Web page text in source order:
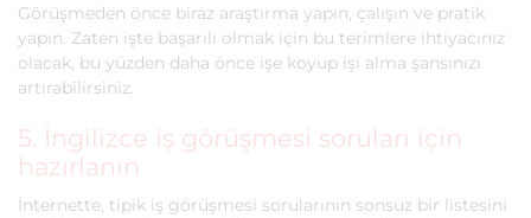
Görüşmeden önce biraz araştırma yapın, çalışın ve pratik
yapın. Zaten işte başarılı olmak için bu terimlere ihtiyacınız
olacak, bu yüzden daha önce işe koyup işi alma şansınızı
artırabilirsiniz.
5. İngilizce iş görüşmesi soruları için
hazırlanın
İnternette, tipik iş görüşmesi sorularının sonsuz bir listesini